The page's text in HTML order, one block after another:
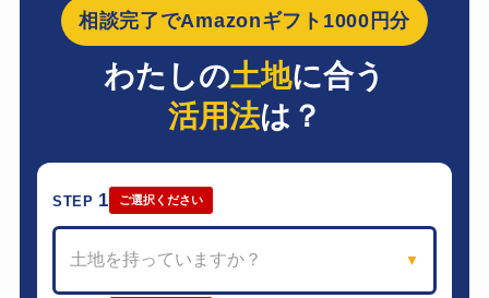
相談完了でAmazonギフト1000円分
わたしの土地に合う
活用法は？
STEP 1 ご選択ください
土地を持っていますか？ ▼